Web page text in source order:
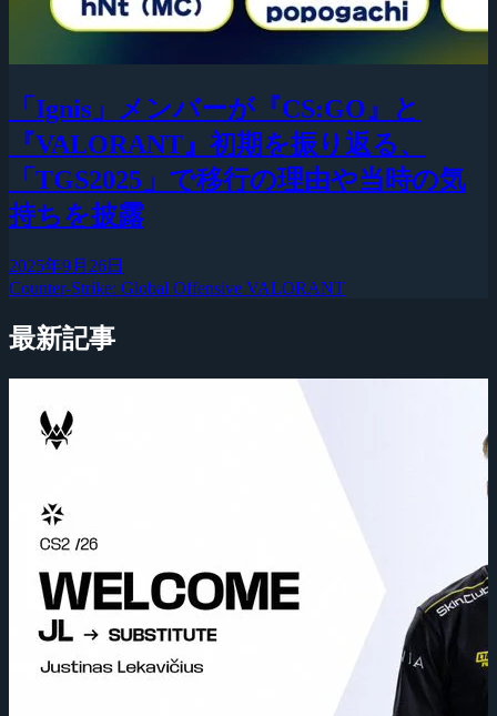
「Ignis」メンバーが『CS:GO』と
『VALORANT』初期を振り返る、
「TGS2025」で移行の理由や当時の気
持ちを披露
2025年9月26日
Counter-Strike: Global Offensive VALORANT
最新記事